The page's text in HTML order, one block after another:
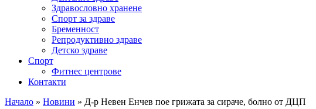
Здравословно хранене
Спорт за здраве
Бременност
Репродуктивно здраве
Детско здраве
Спорт
Фитнес центрове
Контакти
Начало » Новини » Д-р Невен Енчев пое грижата за сираче, болно от ДЦП